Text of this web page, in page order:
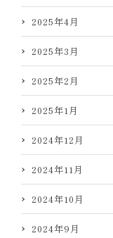
2025年4月
2025年3月
2025年2月
2025年1月
2024年12月
2024年11月
2024年10月
2024年9月